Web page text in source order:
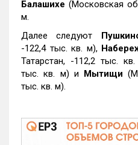
Балашихе (Московская
м.
Далее следуют
-122,4 тыс. кв. м),
Татарстан, -112,2 тыс.
тыс. кв. м) и Мытищи
тыс. кв. м).